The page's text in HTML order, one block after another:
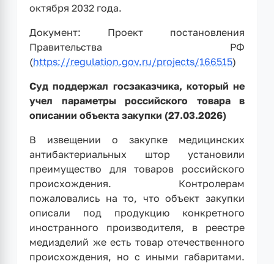
октября 2032 года.
Документ: Проект постановления
Правительства РФ
(https://regulation.gov.ru/projects/166515)
Суд поддержал госзаказчика, который не
учел параметры российского товара в
описании объекта закупки (27.03.2026)
В извещении о закупке медицинских
антибактериальных штор установили
преимущество для товаров российского
происхождения. Контролерам
пожаловались на то, что объект закупки
описали под продукцию конкретного
иностранного производителя, в реестре
медизделий же есть товар отечественного
происхождения, но с иными габаритами.